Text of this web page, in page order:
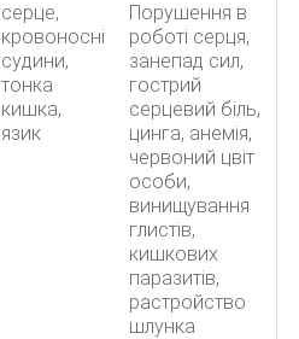
серце,
кровоносні
судини,
тонка
кишка,
язик
Порушення в
роботі серця,
занепад сил,
гострий
серцевий біль,
цинга, анемія,
червоний цвіт
особи,
винищування
глистів,
кишкових
паразитів,
растройство
шлунка